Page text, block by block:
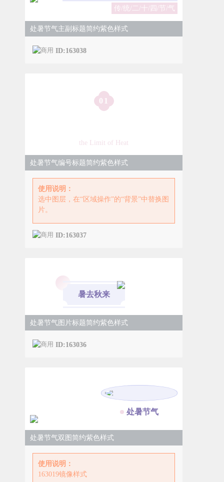
传/统/二/十/四/节/气
处暑节气主副标题简约紫色样式
ID:163038
0 1
the Limit of Heat
处暑节气编号标题简约紫色样式
使用说明：
选中图层，在“区域操作”的“背景”中替换图
片。
ID:163037
暑去秋来
处暑节气图片标题简约紫色样式
ID:163036
处暑节气
处暑节气双图简约紫色样式
使用说明：
163019镜像样式